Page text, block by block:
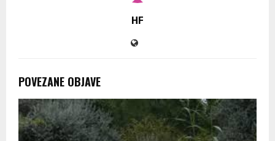
HF
POVEZANE OBJAVE